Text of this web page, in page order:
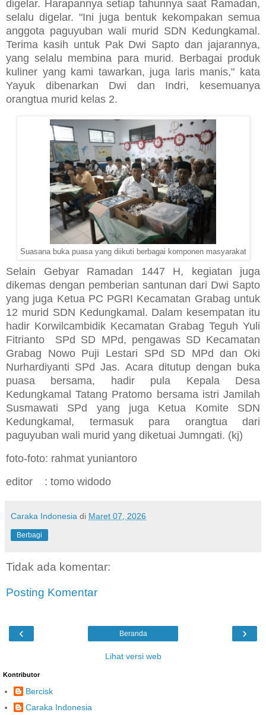
digelar. Harapannya setiap tahunnya saat Ramadan,
selalu digelar. "Ini juga bentuk kekompakan semua
anggota paguyuban wali murid SDN Kedungkamal.
Terima kasih untuk Pak Dwi Sapto dan jajarannya,
yang selalu membina para murid. Berbagai produk
kuliner yang kami tawarkan, juga laris manis," kata
Yayuk dibenarkan Dwi dan Indri, kesemuanya
orangtua murid kelas 2.
Suasana buka puasa yang diikuti berbagai komponen masyarakat
Selain Gebyar Ramadan 1447 H, kegiatan juga
dikemas dengan pemberian santunan dari Dwi Sapto
yang juga Ketua PC PGRI Kecamatan Grabag untuk
12 murid SDN Kedungkamal. Dalam kesempatan itu
hadir Korwilcambidik Kecamatan Grabag Teguh Yuli
Fitrianto SPd SD MPd, pengawas SD Kecamatan
Grabag Nowo Puji Lestari SPd SD MPd dan Oki
Nurhardiyanti SPd Jas. Acara ditutup dengan buka
puasa bersama, hadir pula Kepala Desa
Kedungkamal Tatang Pratomo bersama istri Jamilah
Susmawati SPd yang juga Ketua Komite SDN
Kedungkamal, termasuk para orangtua dari
paguyuban wali murid yang diketuai Jumngati. (kj)
foto-foto: rahmat yuniantoro
editor : tomo widodo
Caraka Indonesia di Maret 07, 2026
Berbagi
Tidak ada komentar:
Posting Komentar
‹ ›
Beranda
Lihat versi web
Kontributor
Bercisk
Caraka Indonesia